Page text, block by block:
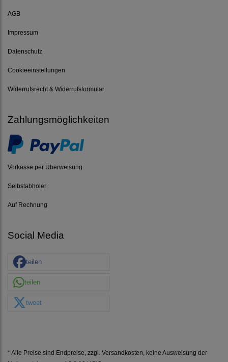
AGB
Impressum
Datenschutz
Cookieeinstellungen
Widerrufsrecht & Widerrufsformular
Zahlungsmöglichkeiten
Vorkasse per Überweisung
Selbstabholer
Auf Rechnung
Social Media
teilen
teilen
tweet
* Alle Preise sind Endpreise, zzgl. Versandkosten , keine Ausweisung der